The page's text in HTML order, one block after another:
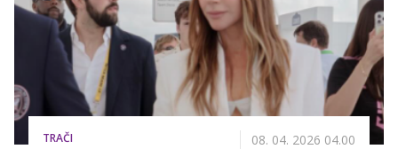
TRAČI 08. 04. 2026 04.00